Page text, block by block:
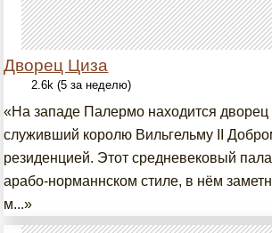
Дворец Циза
2.6k (5 за неделю)
«На западе Палермо находится дворец
служивший королю Вильгельму II
резиденцией. Этот средневековый
арабо-норманнском стиле, в нём
м...»